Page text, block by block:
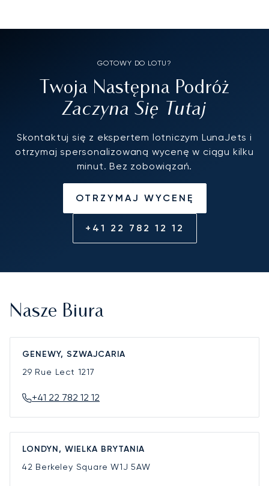
GOTOWY DO LOTU?
Twoja Następna Podróż
Zaczyna Się Tutaj
Skontaktuj się z ekspertem lotniczym LunaJets i
otrzymaj spersonalizowaną wycenę w ciągu kilku
minut. Bez zobowiązań.
OTRZYMAJ WYCENĘ
+41 22 782 12 12
Nasze Biura
GENEWY, SZWAJCARIA
29 Rue Lect 1217
+41 22 782 12 12
LONDYN, WIELKA BRYTANIA
42 Berkeley SquareW1J 5AW